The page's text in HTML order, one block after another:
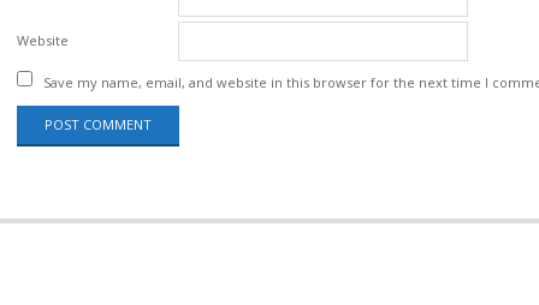
Website
Save my name, email, and website in this browser for the next time I